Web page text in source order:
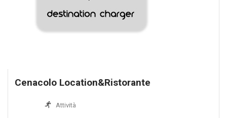
Cenacolo Location&Ristorante
Attività